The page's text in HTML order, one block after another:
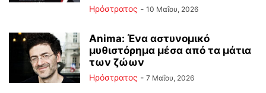
Ηρόστρατος - 10 Μαΐου, 2026
Anima: Ένα αστυνομικό
μυθιστόρημα μέσα από τα μάτια
των ζώων
Ηρόστρατος - 7 Μαΐου, 2026